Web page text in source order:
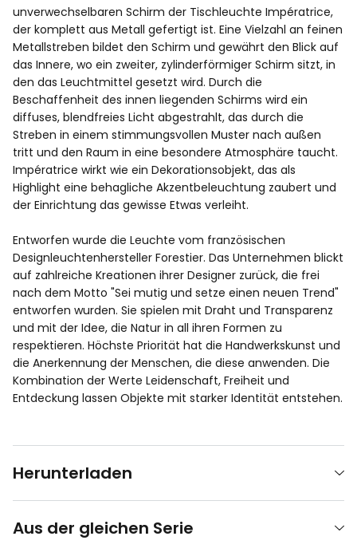
unverwechselbaren Schirm der Tischleuchte Impératrice,
der komplett aus Metall gefertigt ist. Eine Vielzahl an feinen
Metallstreben bildet den Schirm und gewährt den Blick auf
das Innere, wo ein zweiter, zylinderförmiger Schirm sitzt, in
den das Leuchtmittel gesetzt wird. Durch die
Beschaffenheit des innen liegenden Schirms wird ein
diffuses, blendfreies Licht abgestrahlt, das durch die
Streben in einem stimmungsvollen Muster nach außen
tritt und den Raum in eine besondere Atmosphäre taucht.
Impératrice wirkt wie ein Dekorationsobjekt, das als
Highlight eine behagliche Akzentbeleuchtung zaubert und
der Einrichtung das gewisse Etwas verleiht.
Entworfen wurde die Leuchte vom französischen
Designleuchtenhersteller Forestier. Das Unternehmen blickt
auf zahlreiche Kreationen ihrer Designer zurück, die frei
nach dem Motto "Sei mutig und setze einen neuen Trend"
entworfen wurden. Sie spielen mit Draht und Transparenz
und mit der Idee, die Natur in all ihren Formen zu
respektieren. Höchste Priorität hat die Handwerkskunst und
die Anerkennung der Menschen, die diese anwenden. Die
Kombination der Werte Leidenschaft, Freiheit und
Entdeckung lassen Objekte mit starker Identität entstehen.
Herunterladen
Aus der gleichen Serie